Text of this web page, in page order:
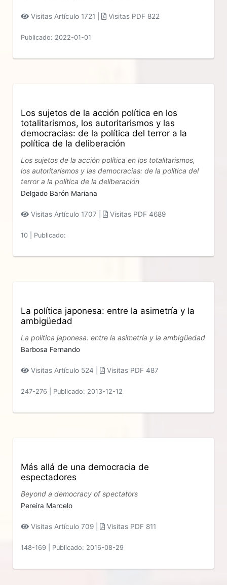
Visitas Artículo 1721 | Visitas PDF 822
Publicado: 2022-01-01
Los sujetos de la acción política en los
totalitarismos, los autoritarismos y las
democracias: de la política del terror a la
política de la deliberación
Los sujetos de la acción política en los totalitarismos,
los autoritarismos y las democracias: de la política del
terror a la política de la deliberación
Delgado Barón Mariana
Visitas Artículo 1707 | Visitas PDF 4689
10 Publicado:
La política japonesa: entre la asimetría y la
ambigüedad
La política japonesa: entre la asimetría y la ambigüedad
Barbosa Fernando
Visitas Artículo 524 | Visitas PDF 487
247-276 Publicado: 2013-12-12
Más allá de una democracia de
espectadores
Beyond a democracy of spectators
Pereira Marcelo
Visitas Artículo 709 | Visitas PDF 811
148-169 Publicado: 2016-08-29